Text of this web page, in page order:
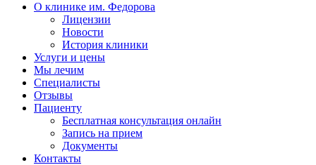
О клинике им. Федорова
Лицензии
Новости
История клиники
Услуги и цены
Мы лечим
Специалисты
Отзывы
Пациенту
Бесплатная консультация онлайн
Запись на прием
Документы
Контакты